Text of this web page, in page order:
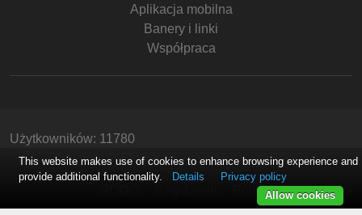
Aplikacja mobilna
Banery i linki
Współpraca
Użytkowników: 11780
Copyright © Stowarzyszenie Musicam Sacram
Polityka Prywatności
This website makes use of cookies to enhance browsing experience and
provide additional functionality.
Details
Privacy policy
Allow cookies